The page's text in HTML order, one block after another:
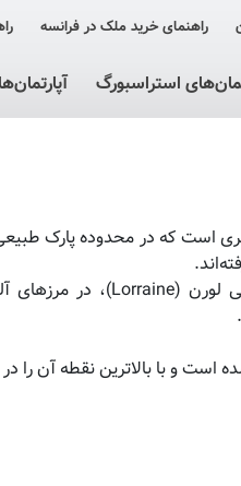
راهنمای خرید ملک در فرانسه
استراسبورگ
نقطه آن را در ارتفاع ۱۲۲۱ متری